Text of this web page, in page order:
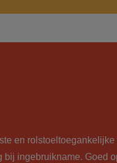
en
ingebruikname. Goed